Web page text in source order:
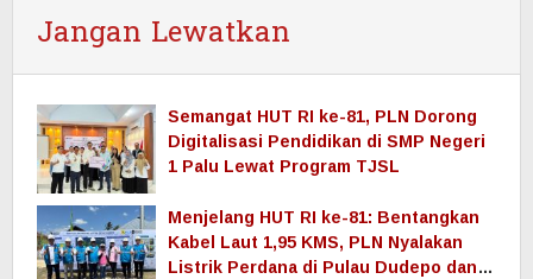
Jangan Lewatkan
Semangat HUT RI ke-81, PLN Dorong
Digitalisasi Pendidikan di SMP Negeri
1 Palu Lewat Program TJSL
Menjelang HUT RI ke-81: Bentangkan
Kabel Laut 1,95 KMS, PLN Nyalakan
Listrik Perdana di Pulau Dudepo dan